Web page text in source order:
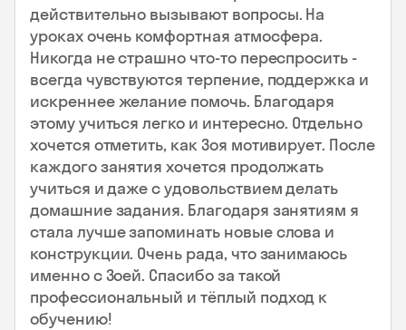
действительно вызывают вопросы. На
уроках очень комфортная атмосфера.
Никогда не страшно что-то переспросить -
всегда чувствуются терпение, поддержка и
искреннее желание помочь. Благодаря
этому учиться легко и интересно. Отдельно
хочется отметить, как Зоя мотивирует. После
каждого занятия хочется продолжать
учиться и даже с удовольствием делать
домашние задания. Благодаря занятиям я
стала лучше запоминать новые слова и
конструкции. Очень рада, что занимаюсь
именно с Зоей. Спасибо за такой
профессиональный и тёплый подход к
обучению!